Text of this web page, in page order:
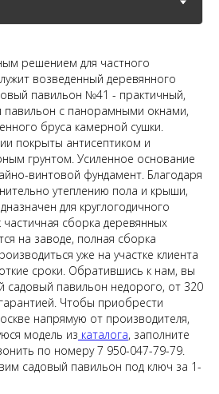
решением для частного
возведенный деревянного
павильон №41 - практичный,
павильон с панорамными окнами,
бруса камерной сушки.
покрыты антисептиком и
грунтом. Усиленное основание
винтовой фундамент. Благодаря
утеплению пола и крыши,
для круглогодичного
частичная сборка деревянных
на заводе, полная сборка
уже на участке клиента
сроки. Обратившись к нам, вы
садовый павильон недорого, от 320
Чтобы приобрести
напрямую от производителя,
модель из каталога, заполните
по номеру 7 950-047-79-79.
садовый павильон под ключ за 1-